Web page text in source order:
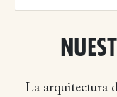
La arquitectura